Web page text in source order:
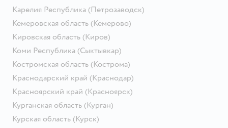
Карелия Республика (Петрозаводск)
Кемеровская область (Кемерово)
Кировская область (Киров)
Коми Республика (Сыктывкар)
Костромская область (Кострома)
Краснодарский край (Краснодар)
Красноярский край (Красноярск)
Курганская область (Курган)
Курская область (Курск)